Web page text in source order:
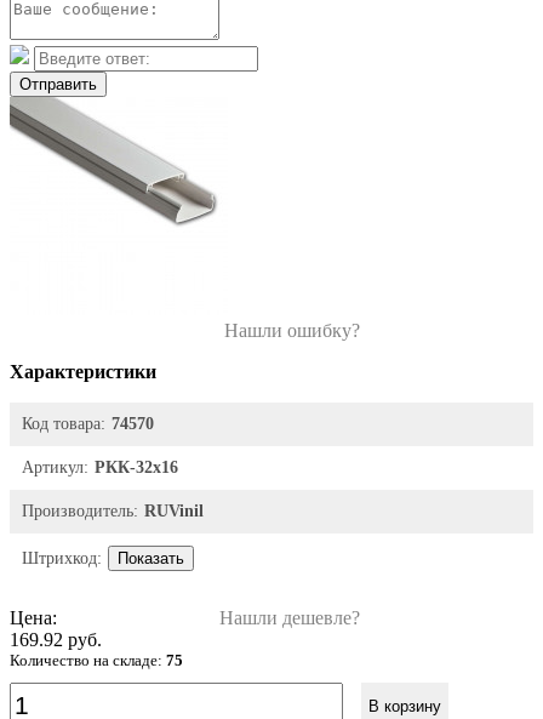
Отправить
Нашли ошибку?
Характеристики
Код товара: 74570
Артикул: РКК-32х16
Производитель: RUVinil
Штрихкод: Показать
Цена:
Нашли дешевле?
169.92 руб.
Количество на складе: 75
В корзину